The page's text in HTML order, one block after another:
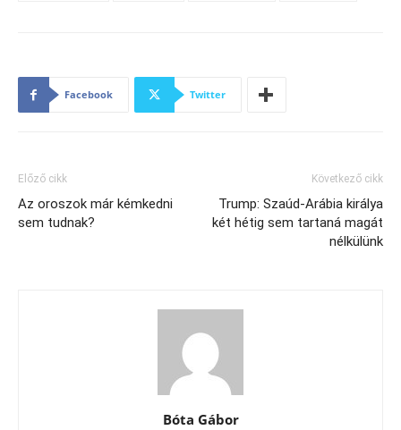
Facebook Twitter
Előző cikk
Az oroszok már kémkedni
sem tudnak?
Következő cikk
Trump: Szaúd-Arábia királya
két hétig sem tartaná magát
nélkülünk
Bóta Gábor